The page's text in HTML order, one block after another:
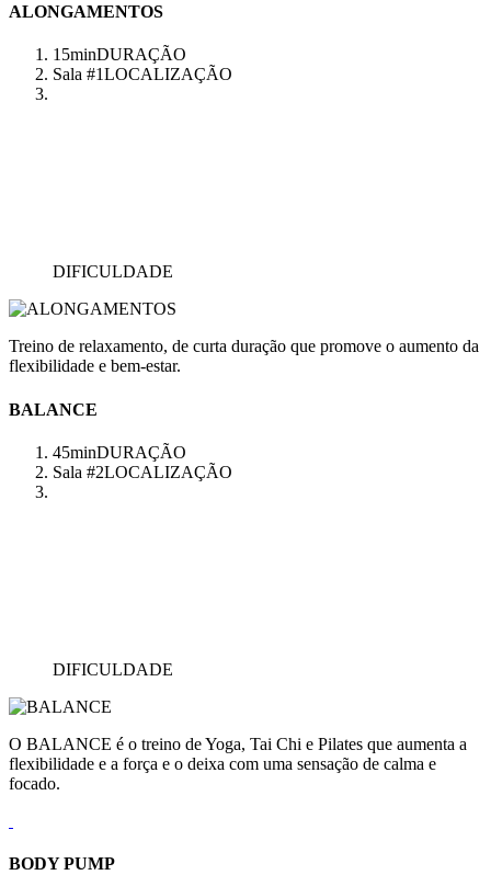
ALONGAMENTOS
15minDURAÇÃO
Sala #1LOCALIZAÇÃO
DIFICULDADE
Treino de relaxamento, de curta duração que promove o aumento da
flexibilidade e bem-estar.
BALANCE
45minDURAÇÃO
Sala #2LOCALIZAÇÃO
DIFICULDADE
O BALANCE é o treino de Yoga, Tai Chi e Pilates que aumenta a
flexibilidade e a força e o deixa com uma sensação de calma e
focado.
BODY PUMP